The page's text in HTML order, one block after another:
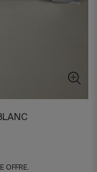
OFFRE.